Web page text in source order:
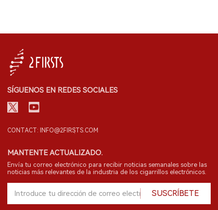
SÍGUENOS EN REDES SOCIALES
CONTACT: INFO@2FIRSTS.COM
MANTENTE ACTUALIZADO.
Envía tu correo electrónico para recibir noticias semanales sobre las
noticias más relevantes de la industria de los cigarrillos electrónicos.
SUSCRÍBETE